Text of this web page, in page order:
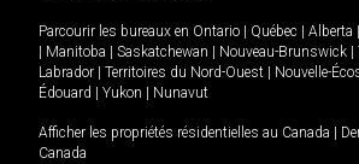
Parcourir les bureaux en Ontario Québec Alberta
Manitoba Saskatchewan Nouveau-Brunswick
Labrador
Territoires du Nord-Ouest Nouvelle-
Édouard
Yukon Nunavut
Afficher les propriétés résidentielles au Canada
Canada